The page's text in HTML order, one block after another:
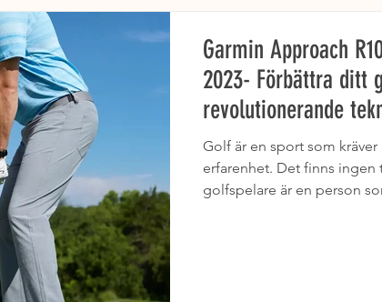
Garmin Approach
2023- Förbättra ditt
revolutionerande
Golf är en sport som
erfarenhet. Det finns
golfspelare är en person